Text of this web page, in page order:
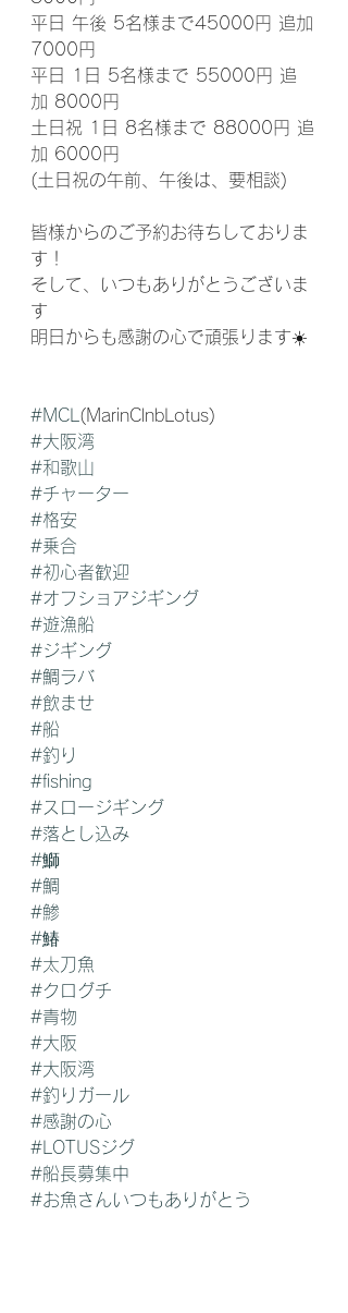
平日 午後 5名様まで45000円 追加
7000円
平日 1日 5名様まで 55000円 追
加 8000円
土日祝 1日 8名様まで 88000円 追
加 6000円
(土日祝の午前、午後は、要相談)
皆様からのご予約お待ちしておりま
す！
そして、いつもありがとうございま
す
明日からも感謝の心で頑張ります☀️
#MCL (MarinClnbLotus)
#大阪湾
#和歌山
#チャーター
#格安
#乗合
#初心者歓迎
#オフショアジギング
#遊漁船
#ジギング
#鯛ラバ
#飲ませ
#船
#釣り
#fishing
#スロージギング
#落とし込み
#鰤
#鯛
#鯵
#鰆
#太刀魚
#クログチ
#青物
#大阪
#大阪湾
#釣りガール
#感謝の心
#LOTUSジグ
#船長募集中
#お魚さんいつもありがとう